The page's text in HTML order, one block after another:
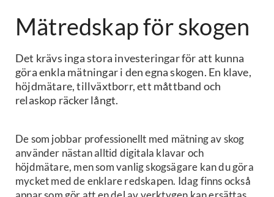
Mätredskap för skogen
Det krävs inga stora investeringar för att kunna
göra enkla mätningar i den egna skogen. En klave,
höjdmätare, tillväxtborr, ett måttband och
relaskop räcker långt.
De som jobbar professionellt med mätning av skog
använder nästan alltid digitala klavar och
höjdmätare, men som vanlig skogsägare kan du göra
mycket med de enklare redskapen. Idag finns också